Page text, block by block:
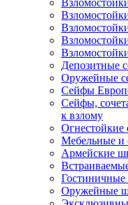
Депозитные
Оружейные
Сейфы
Сейфы,
к взлому
Огнестойкие
Мебельные и
Армейские
Оружейные